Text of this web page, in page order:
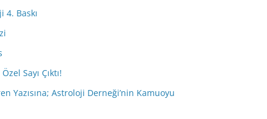
Baskı
Sayı Çıktı!
Yazısına; Astroloji Derneği’nin Kamuoyu